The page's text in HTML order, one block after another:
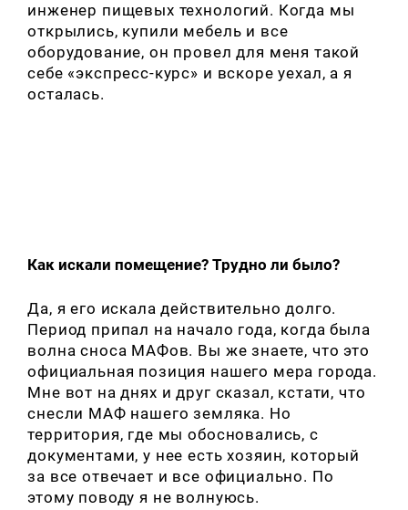
инженер пищевых технологий. Когда мы
открылись, купили мебель и все
оборудование, он провел для меня такой
себе «экспресс-курс» и вскоре уехал, а я
осталась.
Как искали помещение? Трудно ли было?
Да, я его искала действительно долго.
Период припал на начало года, когда была
волна сноса МАФов. Вы же знаете, что это
официальная позиция нашего мера города.
Мне вот на днях и друг сказал, кстати, что
снесли МАФ нашего земляка. Но
территория, где мы обосновались, с
документами, у нее есть хозяин, который
за все отвечает и все официально. По
этому поводу я не волнуюсь.